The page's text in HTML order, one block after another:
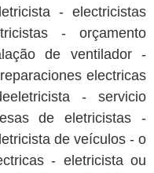
- electricistas
- orçamento
de ventilador -
electricas
- servicio
de eletricistas -
de veículos - o
- eletricista ou